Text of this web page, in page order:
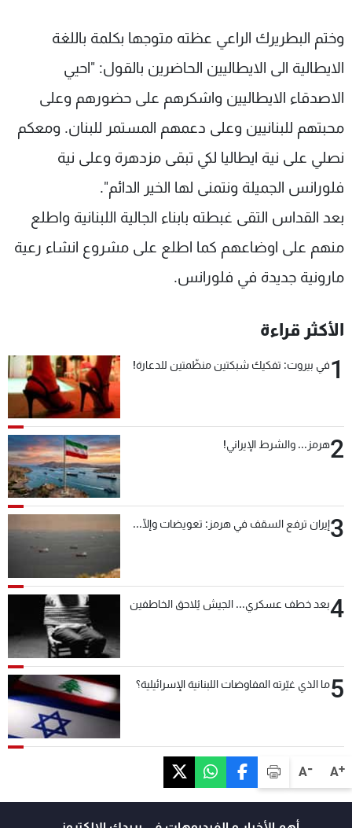
A+
A-
وختم البطريرك الراعي عظته متوجها بكلمة باللغة
الايطالية الى الايطاليين الحاضرين بالقول: "احيي
الاصدقاء الايطاليين واشكرهم على حضورهم وعلى
محبتهم للبنانيين وعلى دعمهم المستمر للبنان. ومعكم
نصلي على نية ايطاليا لكي تبقى مزدهرة وعلى نية
فلورانس الجميلة ونتمنى لها الخير الدائم".
بعد القداس التقى غبطته بابناء الجالية اللبنانية واطلع
منهم على اوضاعهم كما اطلع على مشروع انشاء رعية
مارونية جديدة في فلورانس.
الأكثر قراءة
1في بيروت: تفكيك شبكتين منظّمتين للدعارة!
2هرمز... والشرط الإيراني!
3إيران ترفع السقف في هرمز: تعويضات وإلّا...
4بعد خطف عسكري... الجيش يُلاحق الخاطفين
5ما الذي غيّرته المفاوضات اللبنانية الإسرائيلية؟